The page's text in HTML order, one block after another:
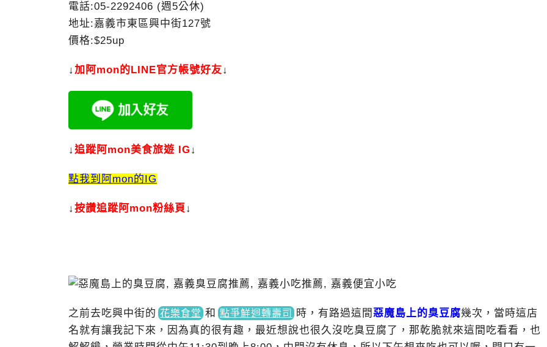
電話:05-2292406 (週5公休)
地址:嘉義市東區興中街127號
價格:$25up
↓加 阿mon的LINE官方帳號好友↓
↓追蹤阿mon美食旅遊 IG↓
點我到阿mon的IG
↓按讚追蹤阿mon粉絲頁 ↓
之前去吃興中街的 花樂食堂 和 點爭鮮迴轉壽司 時 ，有路過這間 惡魔島上的臭豆腐幾次，當時這店
名就有讓我記下來，因為真的很有趣，最近想說也很久沒吃臭豆腐了，那乾脆就來這間吃看看，也